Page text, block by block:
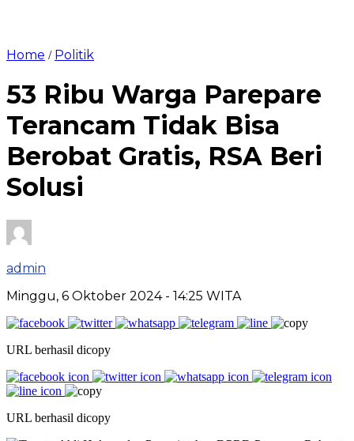
Home / Politik
53 Ribu Warga Parepare
Terancam Tidak Bisa
Berobat Gratis, RSA Beri
Solusi
admin
Minggu, 6 Oktober 2024 - 14:25 WITA
URL berhasil dicopy
URL berhasil dicopy